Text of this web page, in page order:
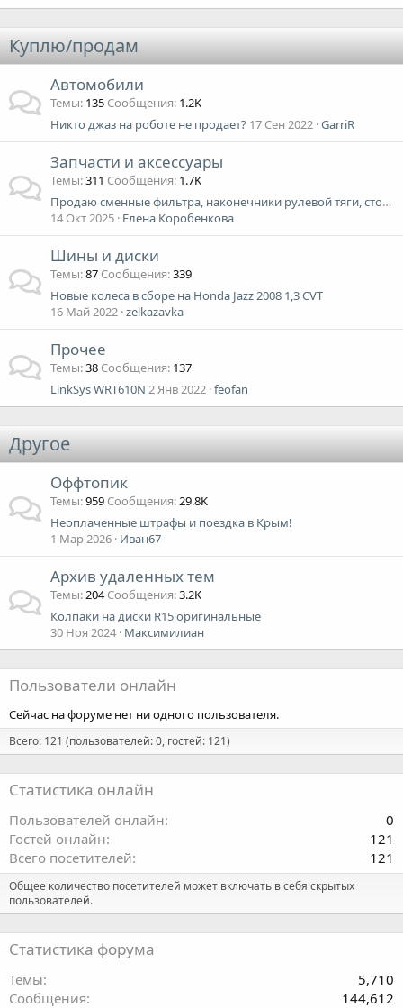
Куплю/продам
Автомобили
Темы 135 Сообщения 1.2K
Никто джаз на роботе не продает? 17 Сен 2022 GarriR
Запчасти и аксессуары
Темы 311 Сообщения 1.7K
Продаю сменные фильтра, наконечники рулевой тяги, стойки стабилизатора
14 Окт 2025 Елена Коробенкова
Шины и диски
Темы 87 Сообщения 339
Новые колеса в сборе на Honda Jazz 2008 1,3 CVT
16 Май 2022 zelkazavka
Прочее
Темы 38 Сообщения 137
LinkSys WRT610N 2 Янв 2022 feofan
Другое
Оффтопик
Темы 959 Сообщения 29.8K
Неоплаченные штрафы и поездка в Крым!
1 Мар 2026 Иван67
Архив удаленных тем
Темы 204 Сообщения 3.2K
Колпаки на диски R15 оригинальные
30 Ноя 2024 Максимилиан
Пользователи онлайн
Сейчас на форуме нет ни одного пользователя.
Всего: 121 (пользователей: 0, гостей: 121)
Статистика онлайн
Пользователей онлайн
0
Гостей онлайн
121
Всего посетителей
121
Общее количество посетителей может включать в себя скрытых
пользователей.
Статистика форума
Темы
5,710
Сообщения
144,612